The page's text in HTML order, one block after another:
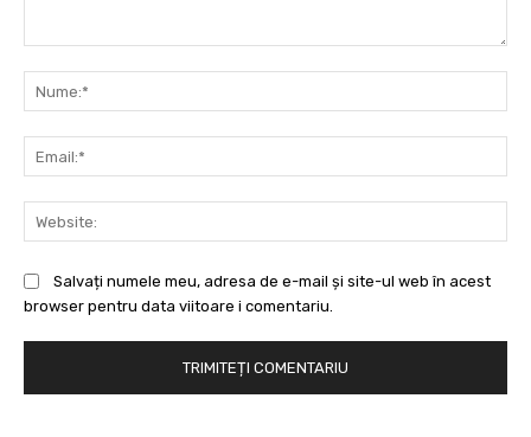
Salvați numele meu, adresa de e-mail și site-ul web în acest
browser pentru data viitoare i comentariu.